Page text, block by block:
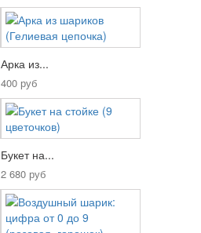
Арка из...
400 руб
Букет на...
2 680 руб